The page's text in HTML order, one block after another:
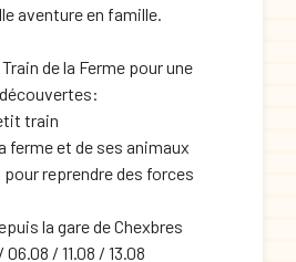
aventure en famille.
de la Ferme pour une
train
ferme et de ses animaux
reprendre des forces
la gare de Chexbres
/ 11.08 / 13.08